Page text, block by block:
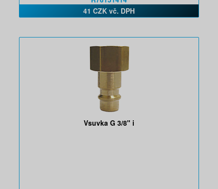
41 CZK vč. DPH
Vsuvka G 3/8" i